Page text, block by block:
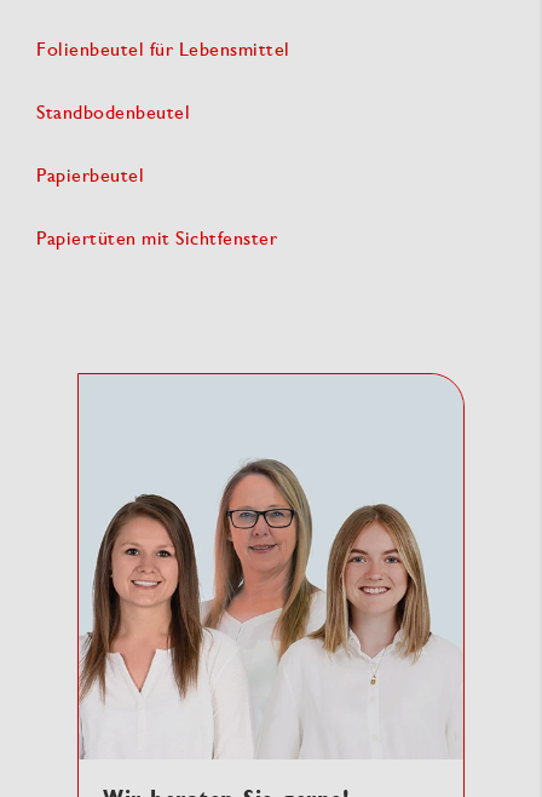
Folienbeutel für Lebensmittel
Standbodenbeutel
Papierbeutel
Papiertüten mit Sichtfenster